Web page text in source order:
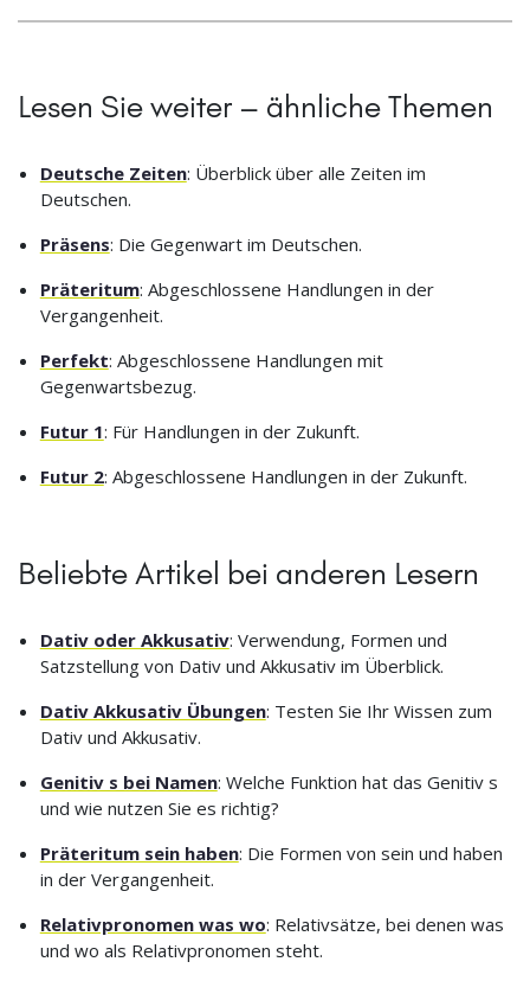
Lesen Sie weiter – ähnliche Themen
Deutsche Zeiten: Überblick über alle Zeiten im
Deutschen.
Präsens: Die Gegenwart im Deutschen.
Präteritum: Abgeschlossene Handlungen in der
Vergangenheit.
Perfekt: Abgeschlossene Handlungen mit
Gegenwartsbezug.
Futur 1: Für Handlungen in der Zukunft.
Futur 2: Abgeschlossene Handlungen in der Zukunft.
Beliebte Artikel bei anderen Lesern
Dativ oder Akkusativ: Verwendung, Formen und
Satzstellung von Dativ und Akkusativ im Überblick.
Dativ Akkusativ Übungen: Testen Sie Ihr Wissen zum
Dativ und Akkusativ.
Genitiv s bei Namen: Welche Funktion hat das Genitiv s
und wie nutzen Sie es richtig?
Präteritum sein haben: Die Formen von sein und haben
in der Vergangenheit.
Relativpronomen was wo: Relativsätze, bei denen was
und wo als Relativpronomen steht.